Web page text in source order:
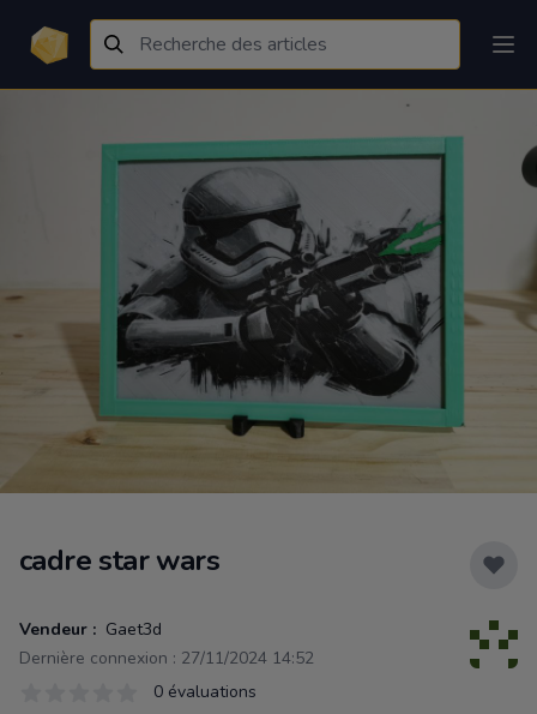
cadre star wars
Vendeur : Gaet3d
Dernière connexion : 27/11/2024 14:52
0 évaluations